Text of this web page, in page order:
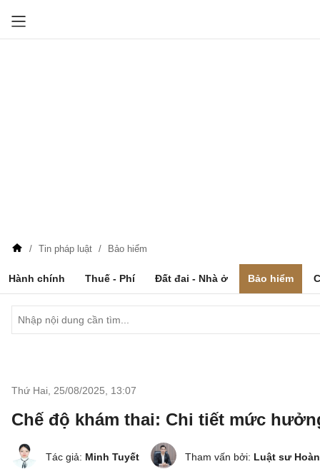
Tin pháp luật Bảo hiểm
Hành chính Thuế - Phí Đất đai - Nhà ở Bảo hiểm
Thứ Hai, 25/08/2025 13:07
Chế độ khám thai: Chi tiết mức
Tác giả: Minh Tuyết Tham vấn bởi: Luật sư